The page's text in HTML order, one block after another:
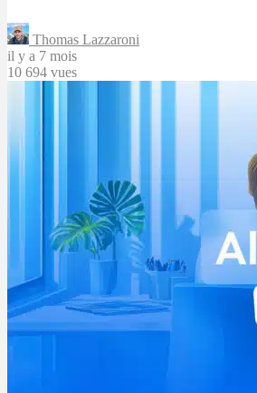
Thomas Lazzaroni
il y a 7 mois
10 694 vues